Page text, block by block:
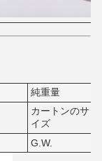
純重量
カートンのサ
イズ
G.W.